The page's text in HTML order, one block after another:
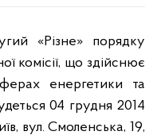
«Різне» порядку
комісії, що здійснює
енергетики
та
04 грудня 2014
вул. Смоленська, 19,